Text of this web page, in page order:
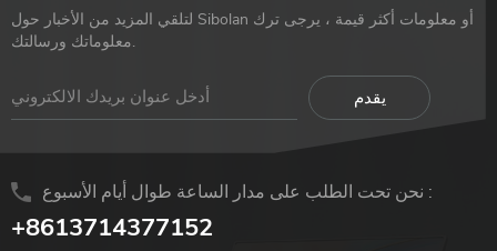
لتلقي المزيد من الأخبار حول Sibolan أو معلومات أكثر قيمة ، يرجى ترك
معلوماتك ورسالتك.
نحن تحت الطلب على مدار الساعة طوال أيام الأسبوع :
+8613714377152